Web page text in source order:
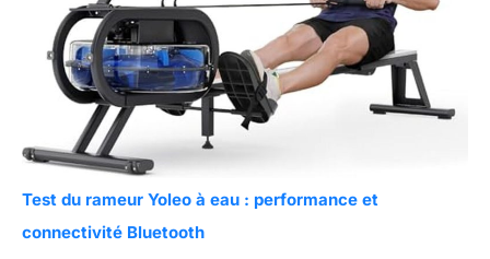
Test du rameur Yoleo à eau : performance et
connectivité Bluetooth